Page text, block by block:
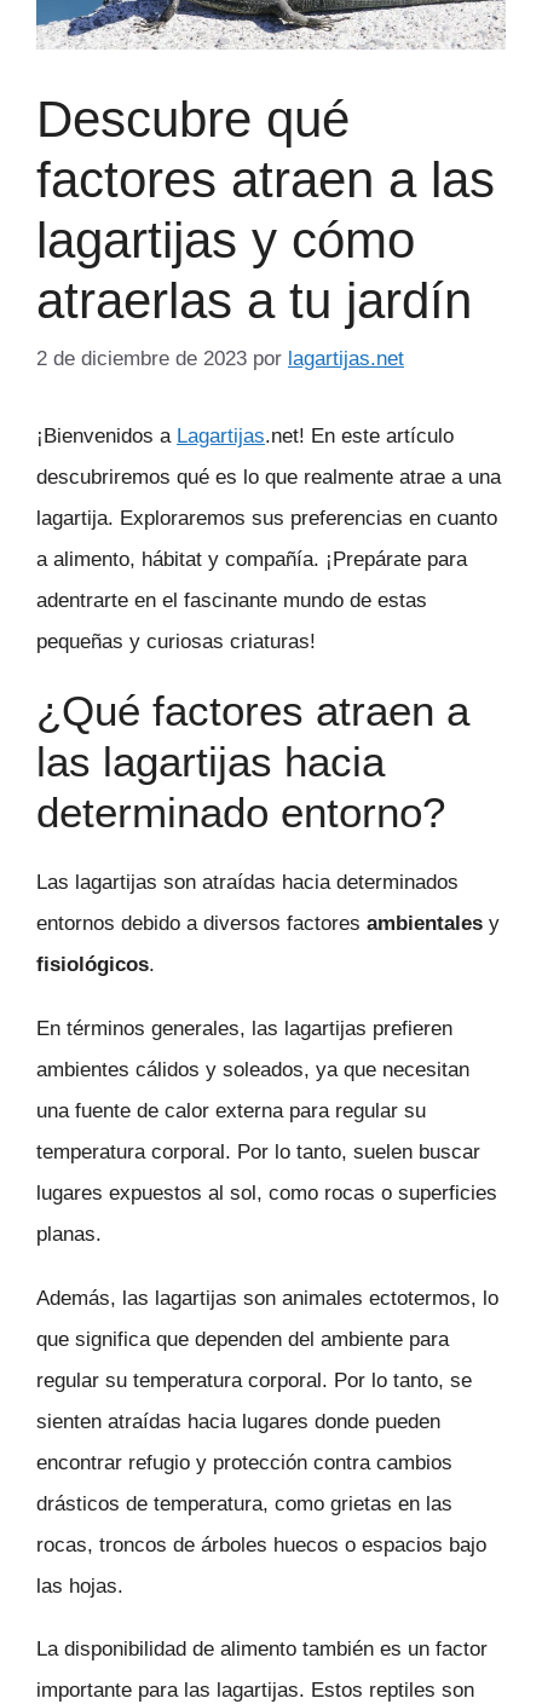
Descubre qué
factores atraen a las
lagartijas y cómo
atraerlas a tu jardín
2 de diciembre de 2023 por lagartijas.net
¡Bienvenidos a Lagartijas.net! En este artículo
descubriremos qué es lo que realmente atrae a una
lagartija. Exploraremos sus preferencias en cuanto
a alimento, hábitat y compañía. ¡Prepárate para
adentrarte en el fascinante mundo de estas
pequeñas y curiosas criaturas!
¿Qué factores atraen a
las lagartijas hacia
determinado entorno?
Las lagartijas son atraídas hacia determinados
entornos debido a diversos factores ambientales y
fisiológicos.
En términos generales, las lagartijas prefieren
ambientes cálidos y soleados, ya que necesitan
una fuente de calor externa para regular su
temperatura corporal. Por lo tanto, suelen buscar
lugares expuestos al sol, como rocas o superficies
planas.
Además, las lagartijas son animales ectotermos, lo
que significa que dependen del ambiente para
regular su temperatura corporal. Por lo tanto, se
sienten atraídas hacia lugares donde pueden
encontrar refugio y protección contra cambios
drásticos de temperatura, como grietas en las
rocas, troncos de árboles huecos o espacios bajo
las hojas.
La disponibilidad de alimento también es un factor
importante para las lagartijas. Estos reptiles son